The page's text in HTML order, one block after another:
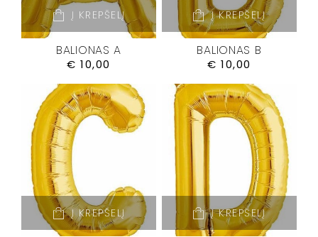
Į KREPŠELĮ
BALIONAS A
€ 10,00
Į KREPŠELĮ
BALIONAS B
€ 10,00
Į KREPŠELĮ Į KREPŠELĮ